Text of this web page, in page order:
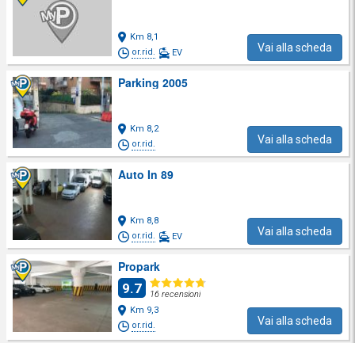
Km 8,1
or.rid.
EV Vai alla scheda
Parking 2005
Km 8,2
or.rid.
Vai alla scheda
Auto In 89
Km 8,8
or.rid.
EV Vai alla scheda
Propark
9.7
16 recensioni
Km 9,3
or.rid.
Vai alla scheda